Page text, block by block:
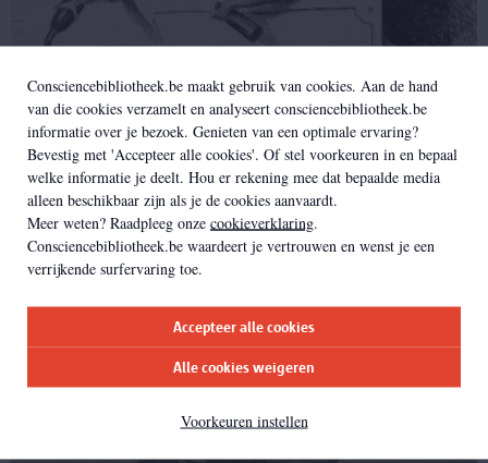
Consciencebibliotheek.be maakt gebruik van cookies. Aan de hand
van die cookies verzamelt en analyseert consciencebibliotheek.be
informatie over je bezoek. Genieten van een optimale ervaring?
Bevestig met 'Accepteer alle cookies'. Of stel voorkeuren in en bepaal
welke informatie je deelt. Hou er rekening mee dat bepaalde media
alleen beschikbaar zijn als je de cookies aanvaardt.
Meer weten? Raadpleeg onze cookieverklaring.
Consciencebibliotheek.be waardeert je vertrouwen en wenst je een
verrijkende surfervaring toe.
Accepteer alle cookies
Alle cookies weigeren
Voorkeuren instellen